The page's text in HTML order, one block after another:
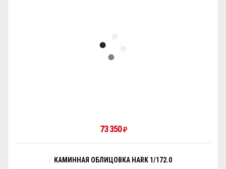
73 350₽
КАМИННАЯ ОБЛИЦОВКА HARK 1/172.0